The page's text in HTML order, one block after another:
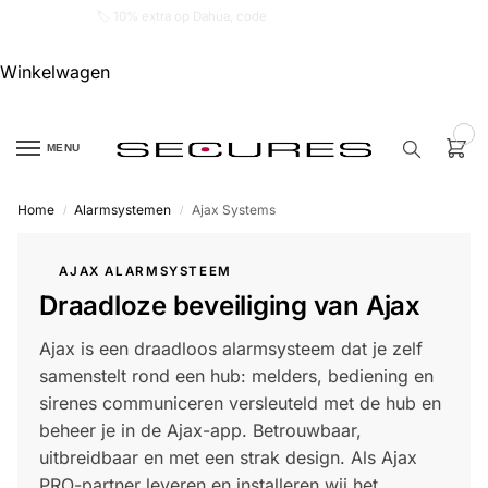
Winkelwagen
MENU
Alarm
Home / Alarmsystemen / Ajax Systems
AJAX ALARMSYSTEEM
Draadloze beveiliging van Ajax
Ajax is een draadloos alarmsysteem dat je zelf
samenstelt rond een hub: melders, bediening en
sirenes communiceren versleuteld met de hub en
beheer je in de Ajax-app. Betrouwbaar,
uitbreidbaar en met een strak design. Als Ajax